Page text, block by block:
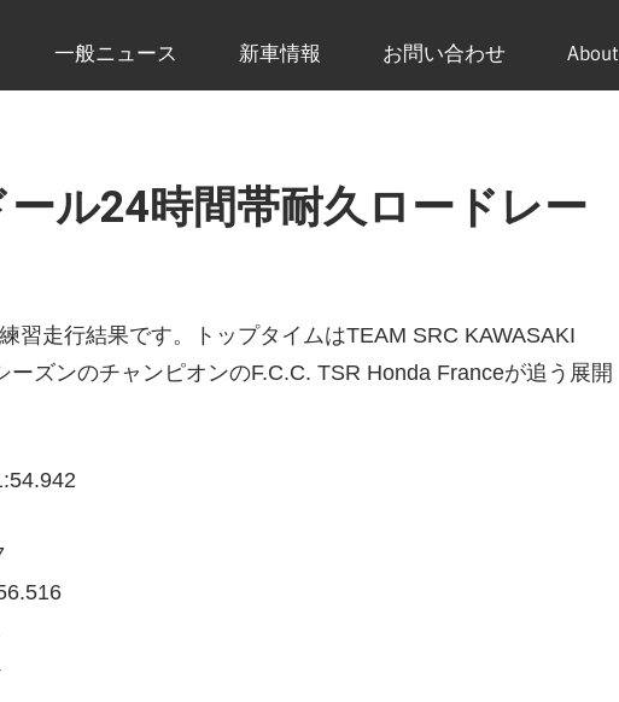
イ
ニ
ュ
ス
一般ニュース 新車情報 お問い合わせ About
ル24時間帯耐久ロードレー
習走行結果です。トップタイムはTEAM SRC KAWASAKI
ズンのチャンピオンのF.C.C. TSR Honda Franceが追う展開